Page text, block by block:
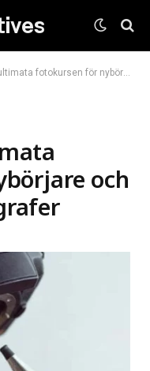
för nybörjare och avancerade fotografer
och